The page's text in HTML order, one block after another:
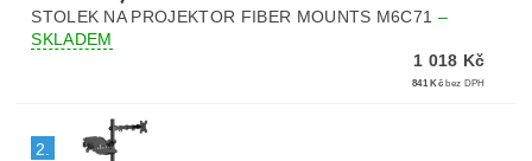
STOLEK NA PROJEKTOR FIBER MOUNTS M6C71 –
SKLADEM
1 018 Kč
841 Kč bez DPH
2.